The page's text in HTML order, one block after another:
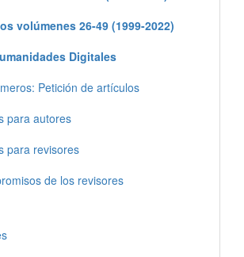
volúmenes 26-49 (1999-2022)
Digitales
Petición de artículos
para autores
para revisores
de los revisores